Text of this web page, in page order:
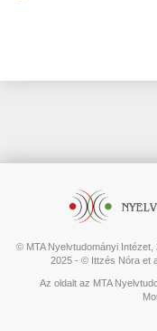
© MTA Nyelvtudományi
2025 - © Ittzés Nóra et
Az oldalt az MTA